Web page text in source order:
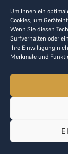
Um Ihnen ein
Cookies, um
Wenn Sie diesen
Surfverhalten oder
Ihre Einwilligung
Merkmale und
Unser
Mo-Fr von
© 2025 The